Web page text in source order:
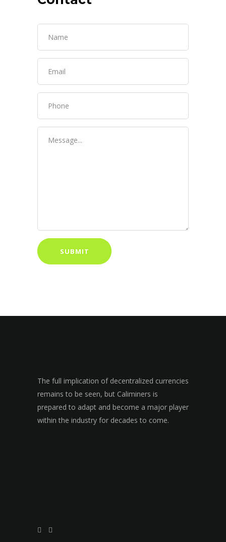
The full implication of decentralized currencies
remains to be seen, but Caliminers is
prepared to adapt and become a major player
within the industry for decades to come.